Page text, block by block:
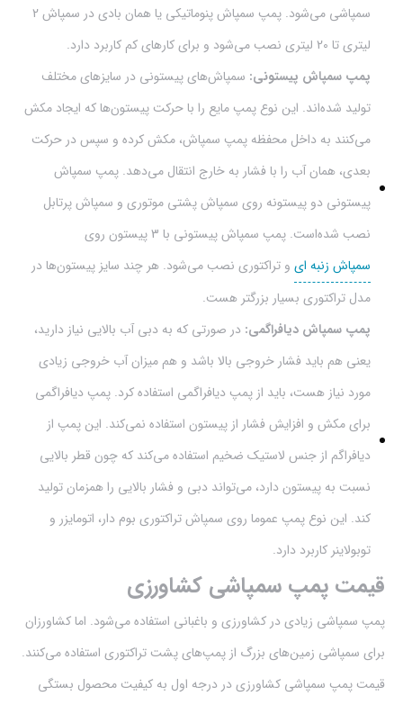
سمپاشی می‌شود. پمپ سمپاش پنوماتیکی یا همان بادی در سمپاش 2
لیتری تا 20 لیتری نصب می‌شود و برای کارهای کم کاربرد دارد.
پمپ سمپاش پیستونی: سمپاش‌های پیستونی در سایزهای مختلف
تولید شده‌اند. این نوع پمپ مایع را با حرکت پیستون‌ها که ایجاد مکش
می‌کنند به داخل محفظه پمپ سمپاش، مکش کرده و سپس در حرکت
بعدی، همان آب را با فشار به خارج انتقال می‌دهد. پمپ سمپاش
پیستونی دو پیستونه روی سمپاش پشتی موتوری و سمپاش‌ پرتابل
نصب شده‌است. پمپ سمپاش پیستونی با 3 پیستون روی
سمپاش زنبه ای و تراکتوری نصب می‌شود. هر چند سایز پیستون‌ها در
مدل تراکتوری بسیار بزرگتر هست.
پمپ سمپاش دیافراگمی: در صورتی که به دبی آب بالایی نیاز دارید،
یعنی هم باید فشار خروجی بالا باشد و هم میزان آب خروجی زیادی
مورد نیاز هست، باید از پمپ‌ دیافراگمی استفاده کرد. پمپ دیافراگمی
برای مکش و افزایش فشار از پیستون استفاده نمی‌کند. این پمپ از
دیافراگم‌ از جنس لاستیک ضخیم استفاده می‌کند که چون قطر بالایی
نسبت به پیستون دارد، می‌تواند دبی و فشار بالایی را همزمان تولید
کند. این نوع پمپ عموما روی سمپاش تراکتوری بوم دار، اتومایزر و
توبولاینر کاربرد دارد.
قیمت پمپ سمپاشی کشاورزی
پمپ سمپاشی زیادی در کشاورزی و باغبانی استفاده می‌شود. اما کشاورزان
برای سمپاشی زمین‌های بزرگ از پمپ‌های پشت تراکتوری استفاده می‌کنند.
قیمت پمپ سمپاشی کشاورزی در درجه اول به کیفیت محصول بستگی